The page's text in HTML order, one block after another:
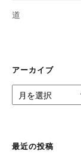
道
アーカイブ
ー
ブ
最近の投稿